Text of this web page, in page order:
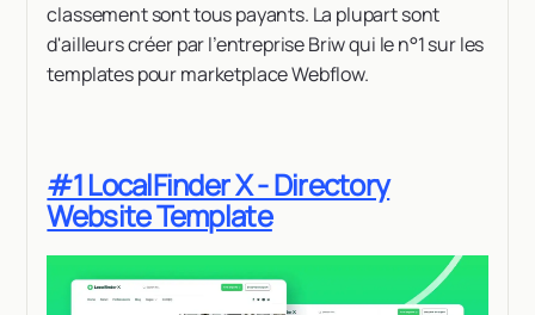
classement sont tous payants. La plupart sont
d'ailleurs créer par l’entreprise Briw qui le n°1 sur les
templates pour marketplace Webflow.
#1 LocalFinder X - Directory
Website Template